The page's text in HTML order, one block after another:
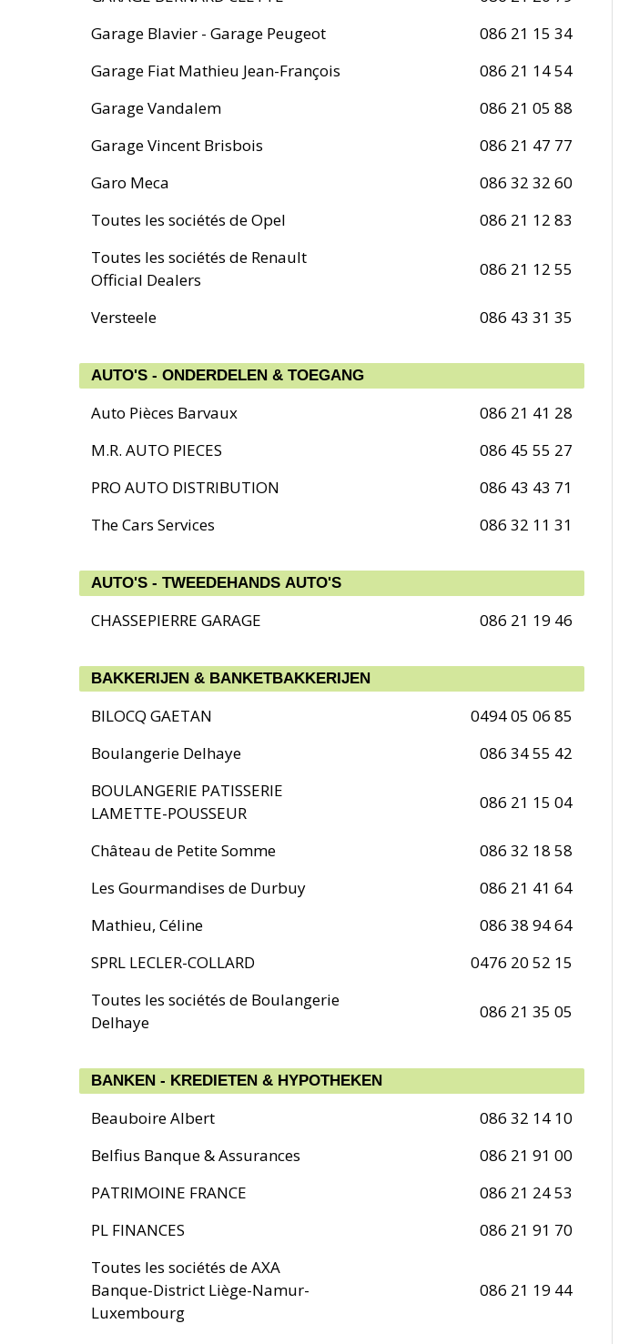
Garage Blavier - Garage Peugeot
086 21 15 34
Garage Fiat Mathieu Jean-François
086 21 14 54
Garage Vandalem
086 21 05 88
Garage Vincent Brisbois
086 21 47 77
Garo Meca
086 32 32 60
Toutes les sociétés de Opel
086 21 12 83
Toutes les sociétés de Renault
Official Dealers
086 21 12 55
Versteele 086 43 31 35
AUTO'S - ONDERDELEN & TOEGANG
Auto Pièces Barvaux
086 21 41 28
M.R. AUTO PIECES
086 45 55 27
PRO AUTO DISTRIBUTION
086 43 43 71
The Cars Services
086 32 11 31
AUTO'S - TWEEDEHANDS AUTO'S
CHASSEPIERRE GARAGE 086 21 19 46
BAKKERIJEN & BANKETBAKKERIJEN
BILOCQ GAETAN
0494 05 06 85
Boulangerie Delhaye
086 34 55 42
BOULANGERIE PATISSERIE
LAMETTE-POUSSEUR
086 21 15 04
Château de Petite Somme
086 32 18 58
Les Gourmandises de Durbuy
086 21 41 64
Mathieu, Céline
086 38 94 64
SPRL LECLER-COLLARD
0476 20 52 15
Toutes les sociétés de Boulangerie
Delhaye
086 21 35 05
BANKEN - KREDIETEN & HYPOTHEKEN
Beauboire Albert
086 32 14 10
Belfius Banque & Assurances
086 21 91 00
PATRIMOINE FRANCE
086 21 24 53
PL FINANCES
086 21 91 70
Toutes les sociétés de AXA
Banque-District Liège-Namur-
Luxembourg
086 21 19 44